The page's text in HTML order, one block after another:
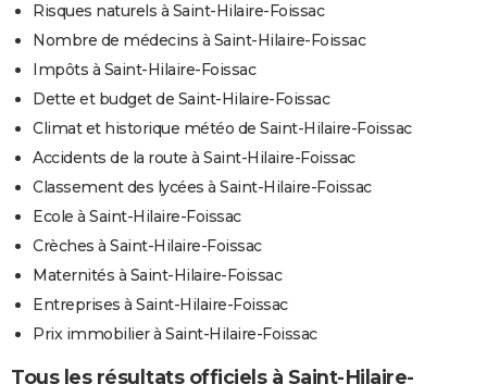
Risques naturels à Saint-Hilaire-Foissac
Nombre de médecins à Saint-Hilaire-Foissac
Impôts à Saint-Hilaire-Foissac
Dette et budget de Saint-Hilaire-Foissac
Climat et historique météo de Saint-Hilaire-Foissac
Accidents de la route à Saint-Hilaire-Foissac
Classement des lycées à Saint-Hilaire-Foissac
Ecole à Saint-Hilaire-Foissac
Crèches à Saint-Hilaire-Foissac
Maternités à Saint-Hilaire-Foissac
Entreprises à Saint-Hilaire-Foissac
Prix immobilier à Saint-Hilaire-Foissac
Tous les résultats officiels à Saint-Hilaire-